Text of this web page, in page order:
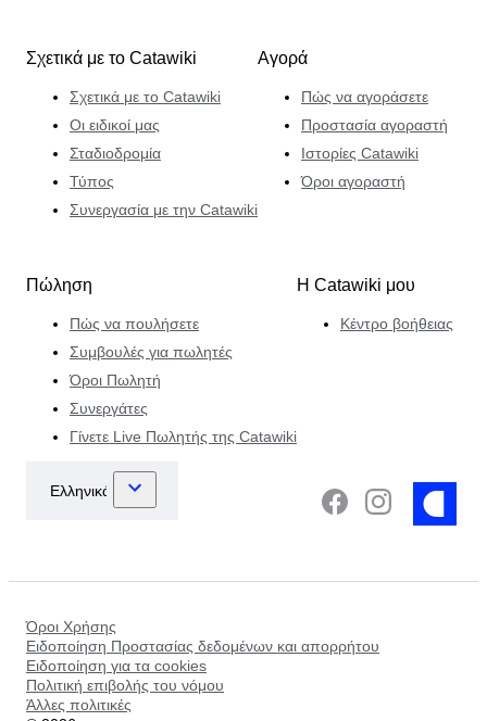
Σχετικά με το Catawiki
Σχετικά με το Catawiki
Οι ειδικοί μας
Σταδιοδρομία
Τύπος
Συνεργασία με την Catawiki
Αγορά
Πώς να αγοράσετε
Προστασία αγοραστή
Ιστορίες Catawiki
Όροι αγοραστή
Πώληση
Πώς να πουλήσετε
Συμβουλές για πωλητές
Όροι Πωλητή
Συνεργάτες
Γίνετε Live Πωλητής της Catawiki
Η Catawiki μου
Κέντρο βοήθειας
Όροι Χρήσης
Ειδοποίηση Προστασίας δεδομένων και απορρήτου
Ειδοποίηση για τα cookies
Πολιτική επιβολής του νόμου
Άλλες πολιτικές